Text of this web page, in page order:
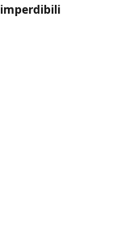
imperdibili